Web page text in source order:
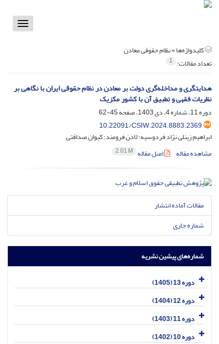
Toggle
کلیدواژه‌ها =نظام حقوقی معادن
تعداد مقالات: 1
هدایتگری و مداخله‌گری دولت بر معادن در نظام حقوقی ایران با نگاهی بر
نظریات فقهی و تطبیق آن با کشور مکزیک
دوره 11، شماره 4، دی 1403، صفحه
45-62
10.22091/CSIW.2024.8883.2369
ابراهیم زینلی نژاد فردوسیه؛ لادن فرومند؛ کیوان صداقتی
مشاهده مقاله
اصل مقاله 2.01 M
مقالات آماده انتشار
شماره جاری
شماره‌های پیشین نشریه
دوره 13 (1405)
دوره 12 (1404)
دوره 11 (1403)
دوره 10 (1402)